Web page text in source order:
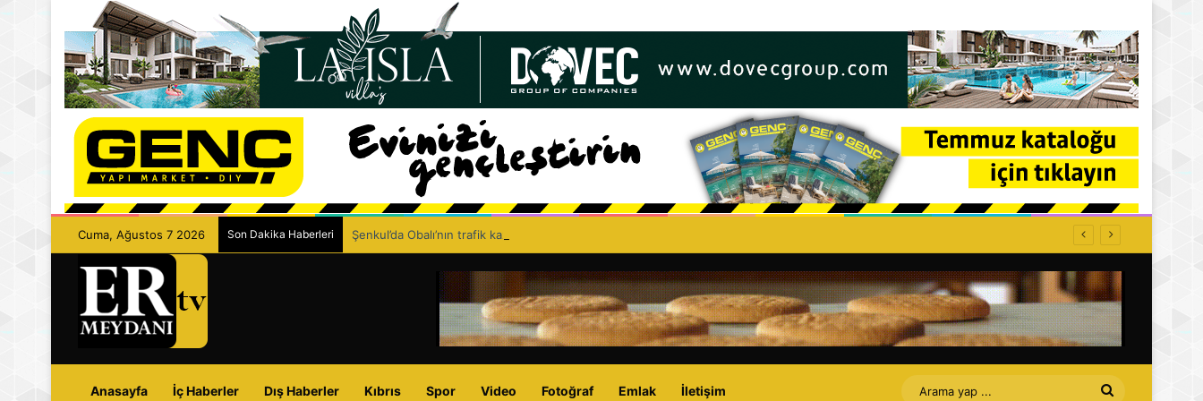
Cuma, Ağustos 7 2026 Son Dakika Haberleri Şenkul’da Obalı’nın trafik kazasında hayatını kaybetmesinin ardından isyan etti: Affet bizi Turan amca
Anasayfa İç Haberler Dış Haberler Kıbrıs Spor Video Fotoğraf Emlak İletişim Arama